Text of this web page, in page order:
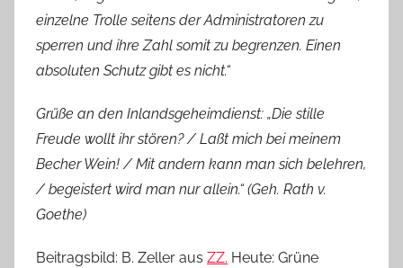
einzelne Trolle seitens der Administratoren zu
sperren und ihre Zahl somit zu begrenzen. Einen
absoluten Schutz gibt es nicht.“
Grüße an den Inlandsgeheimdienst: „Die stille
Freude wollt ihr stören? / Laßt mich bei meinem
Becher Wein! / Mit andern kann man sich belehren,
/ begeistert wird man nur allein.“ (Geh. Rath v.
Goethe)
Beitragsbild: B. Zeller aus ZZ. Heute: Grüne